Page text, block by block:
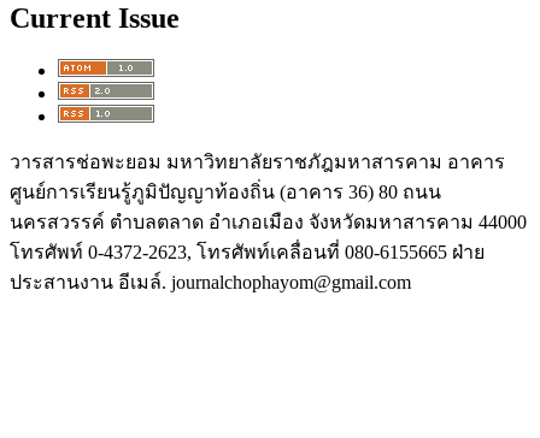
Current Issue
วารสารช่อพะยอม มหาวิทยาลัยราชภัฎมหาสารคาม อาคาร
ศูนย์การเรียนรู้ภูมิปัญญาท้องถิ่น (อาคาร 36) 80 ถนน
นครสวรรค์ ตำบลตลาด อำเภอเมือง จังหวัดมหาสารคาม 44000
โทรศัพท์ 0-4372-2623, โทรศัพท์เคลื่อนที่ 080-6155665 ฝ่าย
ประสานงาน อีเมล์. journalchophayom@gmail.com